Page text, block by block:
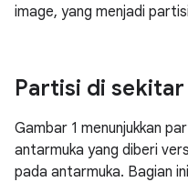
image, yang menjadi
Partisi di sekitar
Gambar 1 menunjukkan
antarmuka yang diberi
pada antarmuka. Bagian